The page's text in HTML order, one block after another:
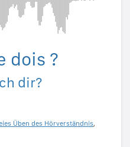
dois ?
dir?
Üben des Hörverständnis,